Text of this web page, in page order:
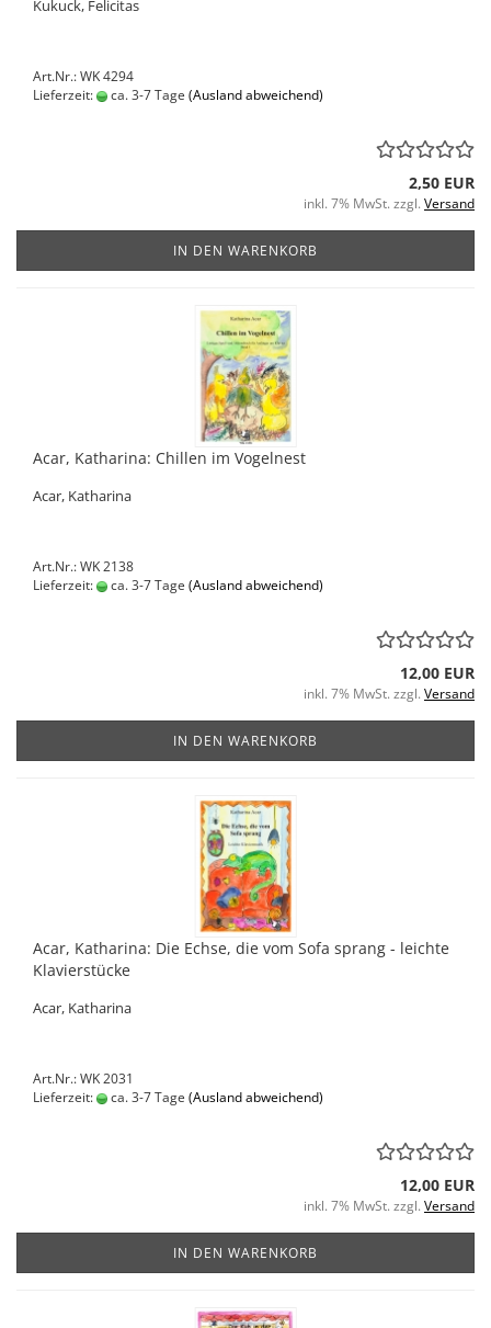
Kukuck, Felicitas
Art.Nr.: WK 4294
Lieferzeit:
ca. 3-7 Tage (Ausland abweichend)
2,50 EUR
inkl. 7% MwSt. zzgl. Versand
IN DEN WARENKORB
Acar, Katharina: Chillen im Vogelnest
Acar, Katharina
Art.Nr.: WK 2138
Lieferzeit:
ca. 3-7 Tage (Ausland abweichend)
12,00 EUR
inkl. 7% MwSt. zzgl. Versand
IN DEN WARENKORB
Acar, Katharina: Die Echse, die vom Sofa sprang - leichte
Klavierstücke
Acar, Katharina
Art.Nr.: WK 2031
Lieferzeit:
ca. 3-7 Tage (Ausland abweichend)
12,00 EUR
inkl. 7% MwSt. zzgl. Versand
IN DEN WARENKORB